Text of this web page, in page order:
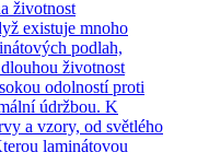
životnost
existuje mnoho
podlah,
životnost
odolností proti
údržbou. K
a vzory, od světlého
laminátovou